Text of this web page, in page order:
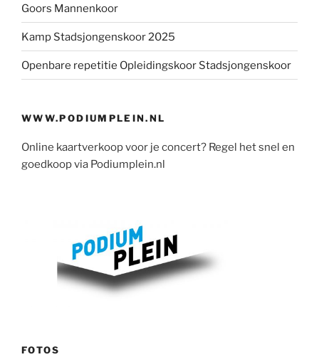
Goors Mannenkoor
Kamp Stadsjongenskoor 2025
Openbare repetitie Opleidingskoor Stadsjongenskoor
WWW.PODIUMPLEIN.NL
Online kaartverkoop voor je concert? Regel het snel en
goedkoop via Podiumplein.nl
FOTOS